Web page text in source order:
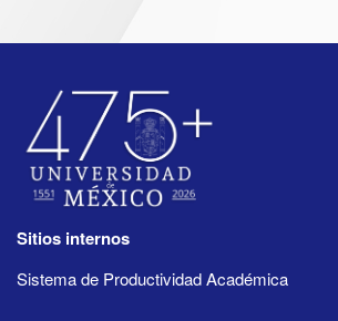
Sitios internos
Sistema de Productividad Académica